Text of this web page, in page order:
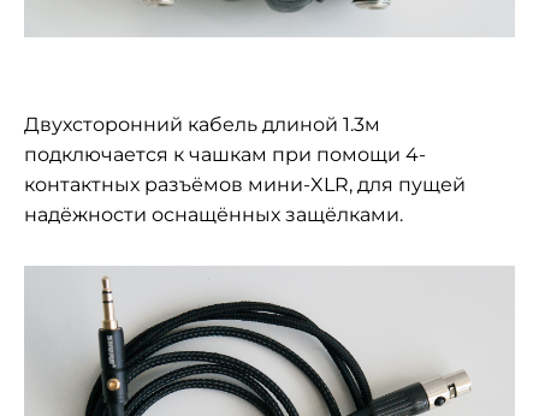
Двухсторонний кабель длиной 1.3м
подключается к чашкам при помощи 4-
контактных разъёмов мини-XLR, для пущей
надёжности оснащённых защёлками.